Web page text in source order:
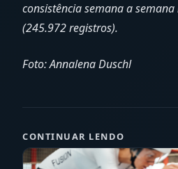
consistência semana a
(245.972 registros).
Foto: Annalena Duschl
CONTINUAR LENDO